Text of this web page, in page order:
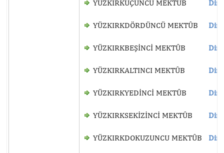
YÜZKIRKÜÇÜNCÜ MEKTÛB
YÜZKIRKDÖRDÜNCÜ MEKTÛB
YÜZKIRKBEŞİNCİ MEKTÛB
YÜZKIRKALTINCI MEKTÛB
YÜZKIRKYEDİNCİ MEKTÛB
YÜZKIRKSEKİZİNCİ MEKTÛB
YÜZKIRKDOKUZUNCU MEKTÛB